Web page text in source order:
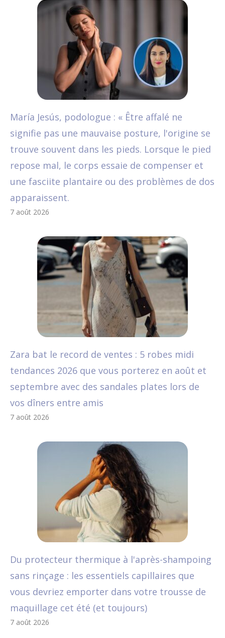
María Jesús, podologue : « Être affalé ne
signifie pas une mauvaise posture, l'origine se
trouve souvent dans les pieds. Lorsque le pied
repose mal, le corps essaie de compenser et
une fasciite plantaire ou des problèmes de dos
apparaissent.
7 août 2026
Zara bat le record de ventes : 5 robes midi
tendances 2026 que vous porterez en août et
septembre avec des sandales plates lors de
vos dîners entre amis
7 août 2026
Du protecteur thermique à l'après-shampoing
sans rinçage : les essentiels capillaires que
vous devriez emporter dans votre trousse de
maquillage cet été (et toujours)
7 août 2026